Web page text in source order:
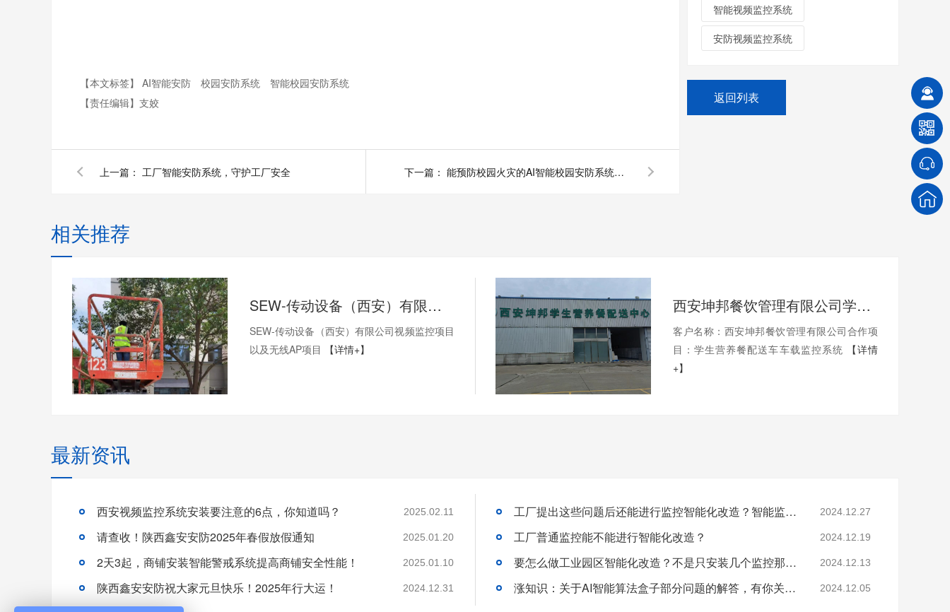
【本文标签】 AI智能安防 校园安防系统
智能校园安防系统
【责任编辑】 支姣
上一篇： 工厂智能安防系统，守护工厂安全 下一篇： 能预防校园火灾的AI智能校园安防系统你见过吗？
智能视频监控系统
安防视频监控系统
返回列表
相关推荐
SEW-传动设备（西安）有限公司视频监控项目以及无线AP项目
SEW-传动设备（西安）有限公司视频监控项目
以及无线AP项目
【详情+】
西安坤邦餐饮管理有限公司学生营养餐配送车车载监控系统服务获客户认可
客户名称：西安坤邦餐饮管理有限公司合作项
目：学生营养餐配送车车载监控系统
【详情
+】
最新资讯
西安视频监控系统安装要注意的6点，你知道吗？ 2025.02.11
请查收！陕西鑫安安防2025年春假放假通知 2025.01.20
2天3起，商铺安装智能警戒系统提高商铺安全性能！ 2025.01.10
陕西鑫安安防祝大家元旦快乐！2025年行大运！ 2024.12.31
工厂提出这些问题后还能进行监控智能化改造？智能监控的这些算法太实用了！ 2024.12.27
工厂普通监控能不能进行智能化改造？ 2024.12.19
要怎么做工业园区智能化改造？不是只安装几个监控那些简单！ 2024.12.13
涨知识：关于AI智能算法盒子部分问题的解答，有你关心的吗？ 2024.12.05